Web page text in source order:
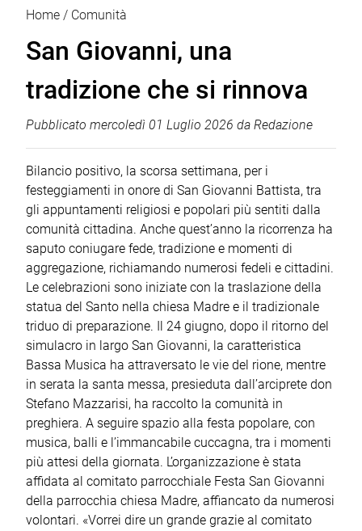
Home Comunità
San Giovanni, una
tradizione che si rinnova
Pubblicato mercoledì 01 Luglio 2026 da Redazione
Bilancio positivo, la scorsa settimana, per i
festeggiamenti in onore di San Giovanni Battista, tra
gli appuntamenti religiosi e popolari più sentiti dalla
comunità cittadina. Anche quest’anno la ricorrenza ha
saputo coniugare fede, tradizione e momenti di
aggregazione, richiamando numerosi fedeli e cittadini.
Le celebrazioni sono iniziate con la traslazione della
statua del Santo nella chiesa Madre e il tradizionale
triduo di preparazione. Il 24 giugno, dopo il ritorno del
simulacro in largo San Giovanni, la caratteristica
Bassa Musica ha attraversato le vie del rione, mentre
in serata la santa messa, presieduta dall’arciprete don
Stefano Mazzarisi, ha raccolto la comunità in
preghiera. A seguire spazio alla festa popolare, con
musica, balli e l’immancabile cuccagna, tra i momenti
più attesi della giornata. L’organizzazione è stata
affidata al comitato parrocchiale Festa San Giovanni
della parrocchia chiesa Madre, affiancato da numerosi
volontari. «Vorrei dire un grande grazie al comitato